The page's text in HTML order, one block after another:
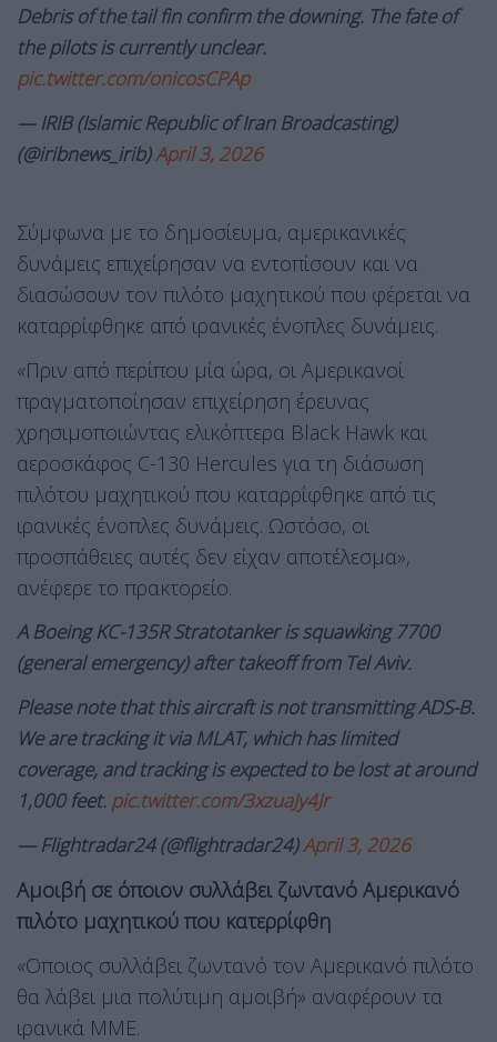
Debris of the tail fin confirm the downing. The fate of
the pilots is currently unclear.
pic.twitter.com/onicosCPAp
— IRIB (Islamic Republic of Iran Broadcasting)
(@iribnews_irib)April 3, 2026
Σύμφωνα με το δημοσίευμα, αμερικανικές
δυνάμεις επιχείρησαν να εντοπίσουν και να
διασώσουν τον πιλότο μαχητικού που φέρεται να
καταρρίφθηκε από ιρανικές ένοπλες δυνάμεις.
«Πριν από περίπου μία ώρα, οι Αμερικανοί
πραγματοποίησαν επιχείρηση έρευνας
χρησιμοποιώντας ελικόπτερα Black Hawk και
αεροσκάφος C-130 Hercules για τη διάσωση
πιλότου μαχητικού που καταρρίφθηκε από τις
ιρανικές ένοπλες δυνάμεις. Ωστόσο, οι
προσπάθειες αυτές δεν είχαν αποτέλεσμα»,
ανέφερε το πρακτορείο.
A Boeing KC-135R Stratotanker is squawking 7700
(general emergency) after takeoff from Tel Aviv.
Please note that this aircraft is not transmitting ADS-B.
We are tracking it via MLAT, which has limited
coverage, and tracking is expected to be lost at around
1,000 feet. pic.twitter.com/3xzuaJy4Jr
— Flightradar24 (@flightradar24)April 3, 2026
Αμοιβή σε όποιον συλλάβει ζωντανό Αμερικανό
πιλότο μαχητικού που κατερρίφθη
«Οποιος συλλάβει ζωντανό τον Αμερικανό πιλότο
θα λάβει μια πολύτιμη αμοιβή» αναφέρουν τα
ιρανικά ΜΜΕ.